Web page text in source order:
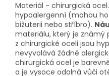
Materiál - chirurgická
hypoalergenní (mohou
bižuterii nebo stříbro).
materiálu, který je známý
z chirurgické oceli jsou
nevyvolává žádné
chirurgická ocel je
a je vysoce odolná vůči